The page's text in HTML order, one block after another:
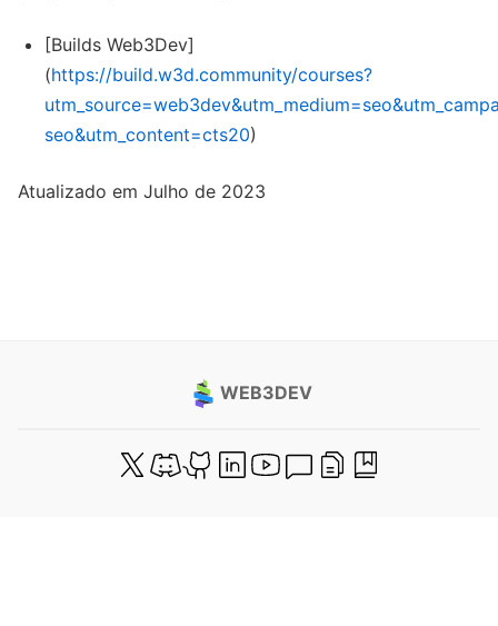
[Builds Web3Dev]
(https://build.w3d.community/courses?
seo&utm_content=cts20)
Atualizado em Julho de 2023
WEB3DEV